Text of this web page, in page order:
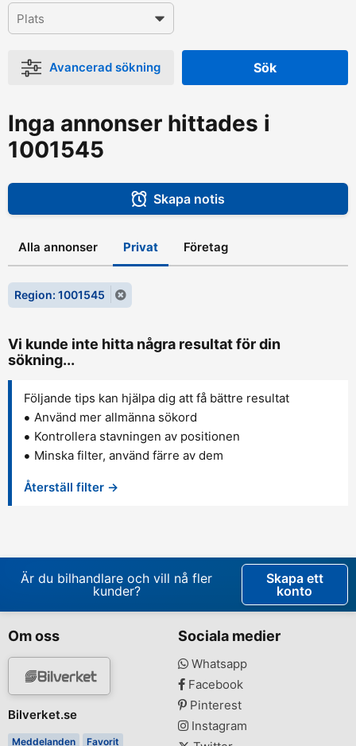
Avancerad sökning Sök
Inga annonser hittades i
1001545
Skapa notis
Alla annonser Privat Företag
Region: 1001545
Vi kunde inte hitta några resultat för din
sökning...
Följande tips kan hjälpa dig att få bättre resultat
Använd mer allmänna sökord
Kontrollera stavningen av positionen
Minska filter, använd färre av dem
Återställ filter →
Är du bilhandlare och vill nå fler
kunder?
Skapa ett
konto
Om oss
Bilverket.se
Meddelanden Favorit
Sociala medier
Whatsapp
Facebook
Pinterest
Instagram